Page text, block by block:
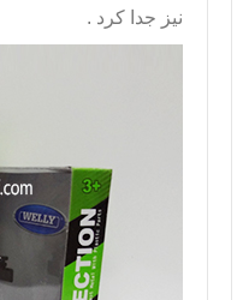
نیز جدا کرد .